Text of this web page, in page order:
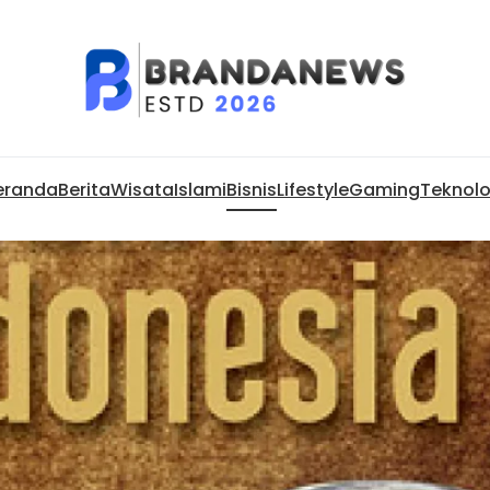
BeritaWisataIslamiBisnisLifestyleGaming